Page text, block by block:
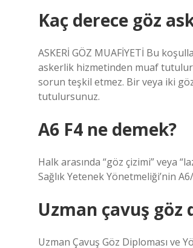
Kaç derece göz
ASKERİ GÖZ MUAFİYETİ Bu
askerlik hizmetinden muaf
sorun teşkil etmez. Bir veya iki
tutulursunuz.
A6 F4 ne demek?
Halk arasında “göz çizimi” veya
Sağlık Yetenek Yönetmeliği’nin
Uzman çavuş göz
Uzman Çavuş Göz Diploması ve